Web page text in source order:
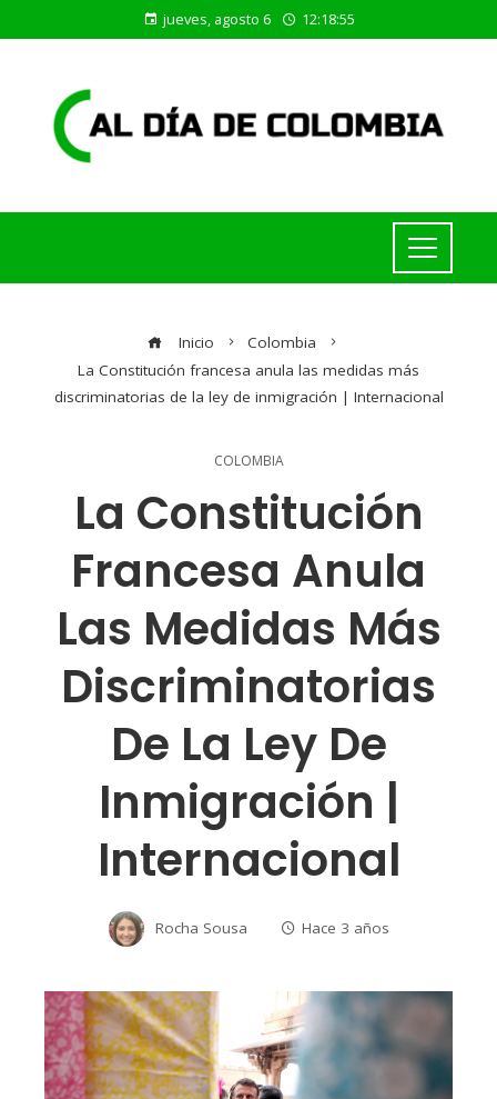
jueves, agosto 6 12:18:56
Inicio
Colombia
La Constitución francesa anula las medidas más
discriminatorias de la ley de inmigración | Internacional
COLOMBIA
La Constitución
Francesa Anula
Las Medidas Más
Discriminatorias
De La Ley De
Inmigración |
Internacional
Rocha Sousa Hace 3 años